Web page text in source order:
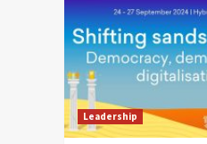
Leadership